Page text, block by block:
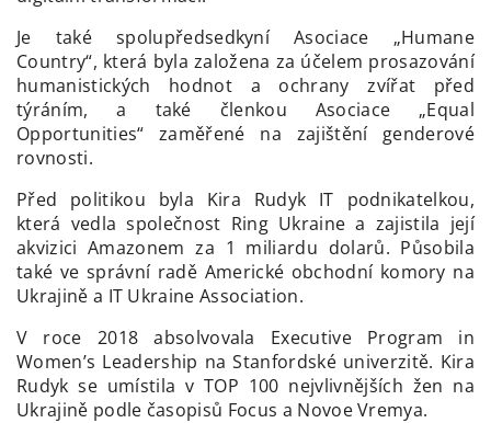
Je také spolupředsedkyní Asociace „Humane
Country“, která byla založena za účelem prosazování
humanistických hodnot a ochrany zvířat před
týráním, a také členkou Asociace „Equal
Opportunities“ zaměřené na zajištění genderové
rovnosti.
Před politikou byla Kira Rudyk IT podnikatelkou,
která vedla společnost Ring Ukraine a zajistila její
akvizici Amazonem za 1 miliardu dolarů. Působila
také ve správní radě Americké obchodní komory na
Ukrajině a IT Ukraine Association.
V roce 2018 absolvovala Executive Program in
Women’s Leadership na Stanfordské univerzitě. Kira
Rudyk se umístila v TOP 100 nejvlivnějších žen na
Ukrajině podle časopisů Focus a Novoe Vremya.